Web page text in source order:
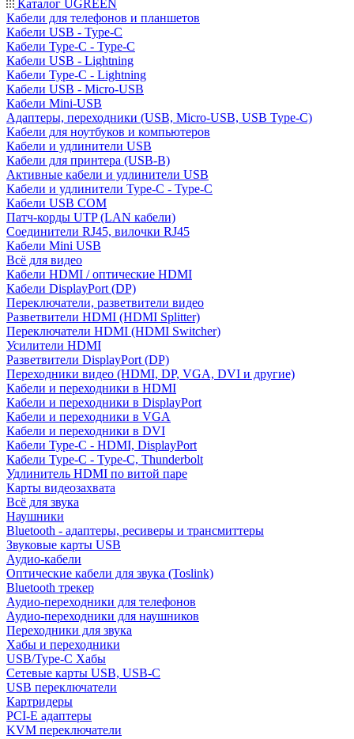
Каталог UGREEN
Кабели для телефонов и планшетов
Кабели USB - Type-C
Кабели Type-C - Type-C
Кабели USB - Lightning
Кабели Type-C - Lightning
Кабели USB - Micro-USB
Кабели Mini-USB
Адаптеры, переходники (USB, Micro-USB, USB Type-C)
Кабели для ноутбуков и компьютеров
Кабели и удлинители USB
Кабели для принтера (USB-B)
Активные кабели и удлинители USB
Кабели и удлинители Type-C - Type-C
Кабели USB COM
Патч-корды UTP (LAN кабели)
Соединители RJ45, вилочки RJ45
Кабели Mini USB
Всё для видео
Кабели HDMI / оптические HDMI
Кабели DisplayPort (DP)
Переключатели, разветвители видео
Разветвители HDMI (HDMI Splitter)
Переключатели HDMI (HDMI Switcher)
Усилители HDMI
Разветвители DisplayPort (DP)
Переходники видео (HDMI, DP, VGA, DVI и другие)
Кабели и переходники в HDMI
Кабели и переходники в DisplayPort
Кабели и переходники в VGA
Кабели и переходники в DVI
Кабели Type-C - HDMI, DisplayPort
Кабели Type-C - Type-C, Thunderbolt
Удлинитель HDMI по витой паре
Карты видеозахвата
Всё для звука
Наушники
Bluetooth - адаптеры, ресиверы и трансмиттеры
Звуковые карты USB
Аудио-кабели
Оптические кабели для звука (Toslink)
Bluetooth трекер
Аудио-переходники для телефонов
Аудио-переходники для наушников
Переходники для звука
Хабы и переходники
USB/Type-C Хабы
Сетевые карты USB, USB-C
USB переключатели
Картридеры
PCI-E адаптеры
KVM переключатели